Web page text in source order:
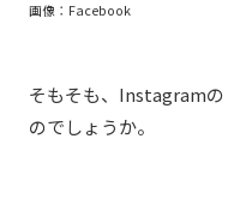
画像：Facebook
そもそも、Instagramの
のでしょうか。